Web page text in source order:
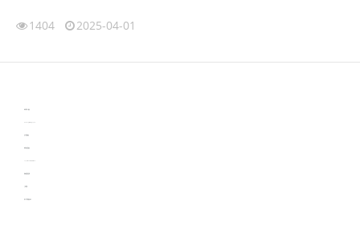
1404 2025-04-01